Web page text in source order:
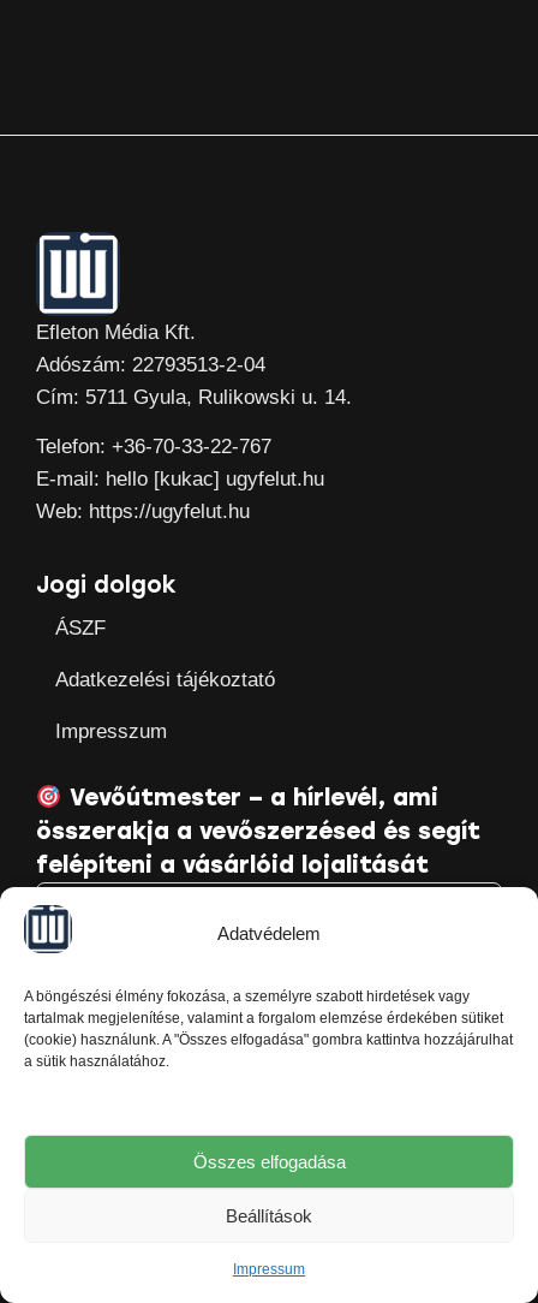
Adatvédelem
A böngészési élmény fokozása, a személyre szabott hirdetések vagy
tartalmak megjelenítése, valamint a forgalom elemzése érdekében sütiket
(cookie) használunk. A "Összes elfogadása" gombra kattintva hozzájárulhat
a sütik használatához.
Összes elfogadása
Beállítások
Impressum
Efleton Média Kft.
Adószám: 22793513-2-04
Cím: 5711 Gyula, Rulikowski u. 14.
Telefon: +36-70-33-22-767
E-mail: hello [kukac] ugyfelut.hu
Web: https://ugyfelut.hu
Jogi dolgok
ÁSZF
Adatkezelési tájékoztató
Impresszum
Vevőútmester – a hírlevél, ami
összerakja a vevőszerzésed és segít
felépíteni a vásárlóid lojalitását
Elolvastam az Ügyfélút.hu
tudom, hogy bármikor könnyedén le tudok róluk
iratkozni.
Kérem a hasznos segítséget